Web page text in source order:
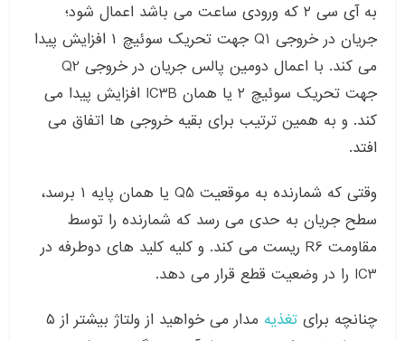
به آی سی ۲ که ورودی ساعت می باشد اعمال شود؛
جریان در خروجی Q1 جهت تحریک سوئیچ ۱ افزایش پیدا
می کند. با اعمال دومین پالس جریان در خروجی Q2
جهت تحریک سوئیچ ۲ یا همان IC3B افزایش پیدا می
کند. و به همین ترتیب برای بقیه خروجی ها اتفاق می
افتد.
وقتی که شمارنده به موقعیت Q5 یا همان پایه ۱ برسد،
سطح جریان به حدی می رسد که شمارنده را توسط
مقاومت R6 ریست می کند. و کلیه کلید های دوطرفه در
IC3 را در وضعیت قطع قرار می دهد.
چنانچه برایتغذیه
مدار می خواهید از ولتاژ بیشتر از ۵